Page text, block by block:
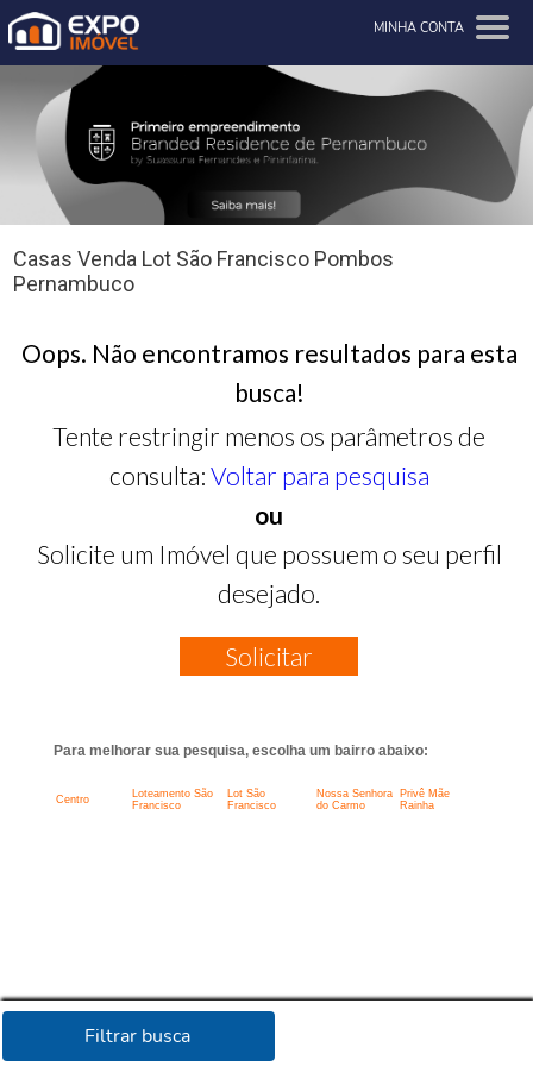
MINHA CONTA
Filtrar busca
Casas Venda Lot São Francisco Pombos
Pernambuco
Oops. Não encontramos resultados para esta
busca!
Tente restringir menos os parâmetros de
consulta: Voltar para pesquisa
ou
Solicite um Imóvel que possuem o seu perfil
desejado.
Solicitar
Para melhorar sua pesquisa, escolha um bairro abaixo:
Centro
Loteamento São
Francisco
Lot São
Francisco
Nossa Senhora
do Carmo
Privê Mãe
Rainha